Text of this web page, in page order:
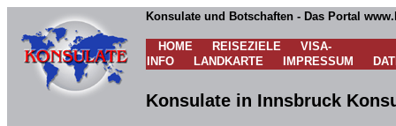
Konsulate und Botschaften - Das Portal
HOME REISEZIELE
VISA-
INFO
LANDKARTE IMPRESSUM
Konsulate in Innsbruck